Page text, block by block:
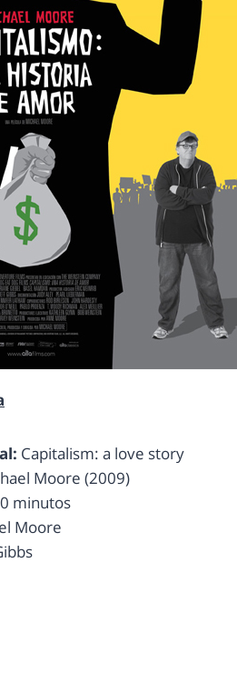
Capitalism: a love story
Moore (2009)
minutos
Moore